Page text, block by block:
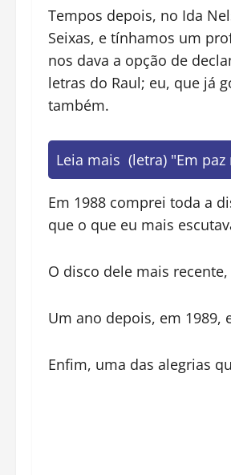
Tempos depois, no Ida
Seixas, e tínhamos um
nos dava a opção de
letras do Raul; eu, que já
também.
Leia mais (letra) "Em
Em 1988 comprei toda a
que o que eu mais
O disco dele mais recente,
Um ano depois, em 1989,
Enfim, uma das alegrias